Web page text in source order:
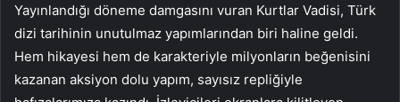
Yayınlandığı döneme damgasını vuran Kurtlar Vadisi, Türk
dizi tarihinin unutulmaz yapımlarından biri haline geldi.
Hem hikayesi hem de karakteriyle milyonların beğenisini
kazanan aksiyon dolu yapım, sayısız repliğiyle